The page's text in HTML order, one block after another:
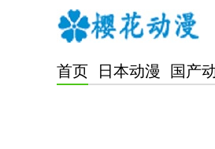
首页 日本动漫 国产